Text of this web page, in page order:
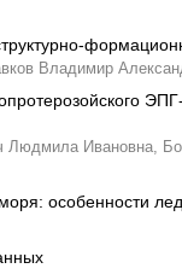
Владимир
Людмила Ивановна,
особенности